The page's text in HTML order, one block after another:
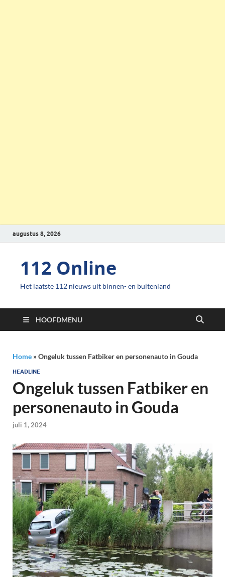
augustus 8, 2026
112 Online
Het laatste 112 nieuws uit binnen- en buitenland
HOOFDMENU
Home » Ongeluk tussen Fatbiker en personenauto in Gouda
HEADLINE
Ongeluk tussen Fatbiker en
personenauto in Gouda
juli 1, 2024